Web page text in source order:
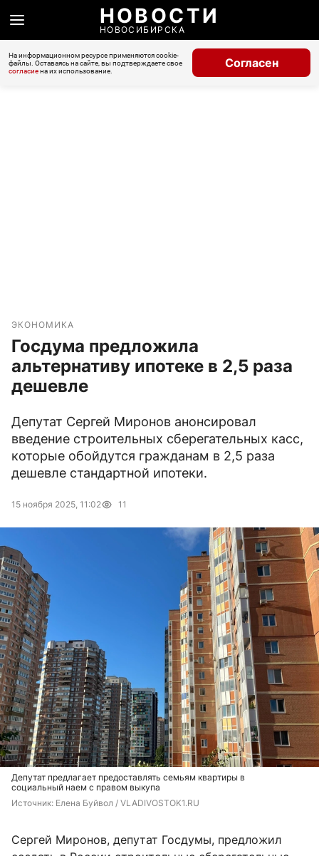
НОВОСТИ
НОВОСИБИРСКА
На информационном ресурсе применяются cookie-
файлы. Оставаясь на сайте, вы подтверждаете свое
согласиена их использование.
Согласен
ЭКОНОМИКА
Госдума предложила
альтернативу ипотеке в 2,5 раза
дешевле
Депутат Сергей Миронов анонсировал
введение строительных сберегательных касс,
которые обойдутся гражданам в 2,5 раза
дешевле стандартной ипотеки.
15 ноября 2025, 11:02 11
Депутат предлагает предоставлять семьям квартиры в
социальный наем с правом выкупа
Источник: Елена Буйвол / VLADIVOSTOK1.RU
Сергей Миронов, депутат Госдумы, предложил